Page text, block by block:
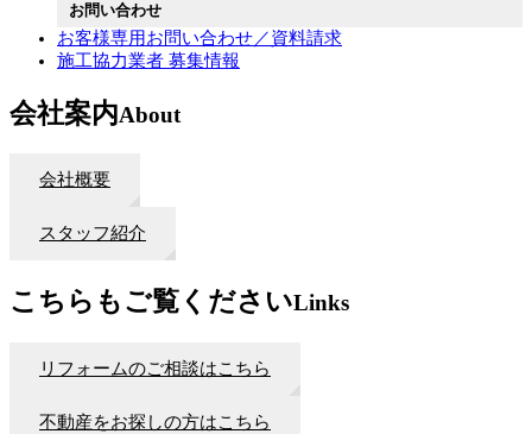
お問い合わせ
お客様専用お問い合わせ／資料請求
施工協力業者 募集情報
会社案内About
会社概要
スタッフ紹介
こちらもご覧くださいLinks
リフォームのご相談はこちら
不動産をお探しの方はこちら